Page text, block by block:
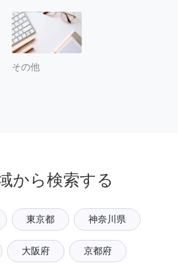
その他
から検索する
東京都 神奈川県
大阪府 京都府